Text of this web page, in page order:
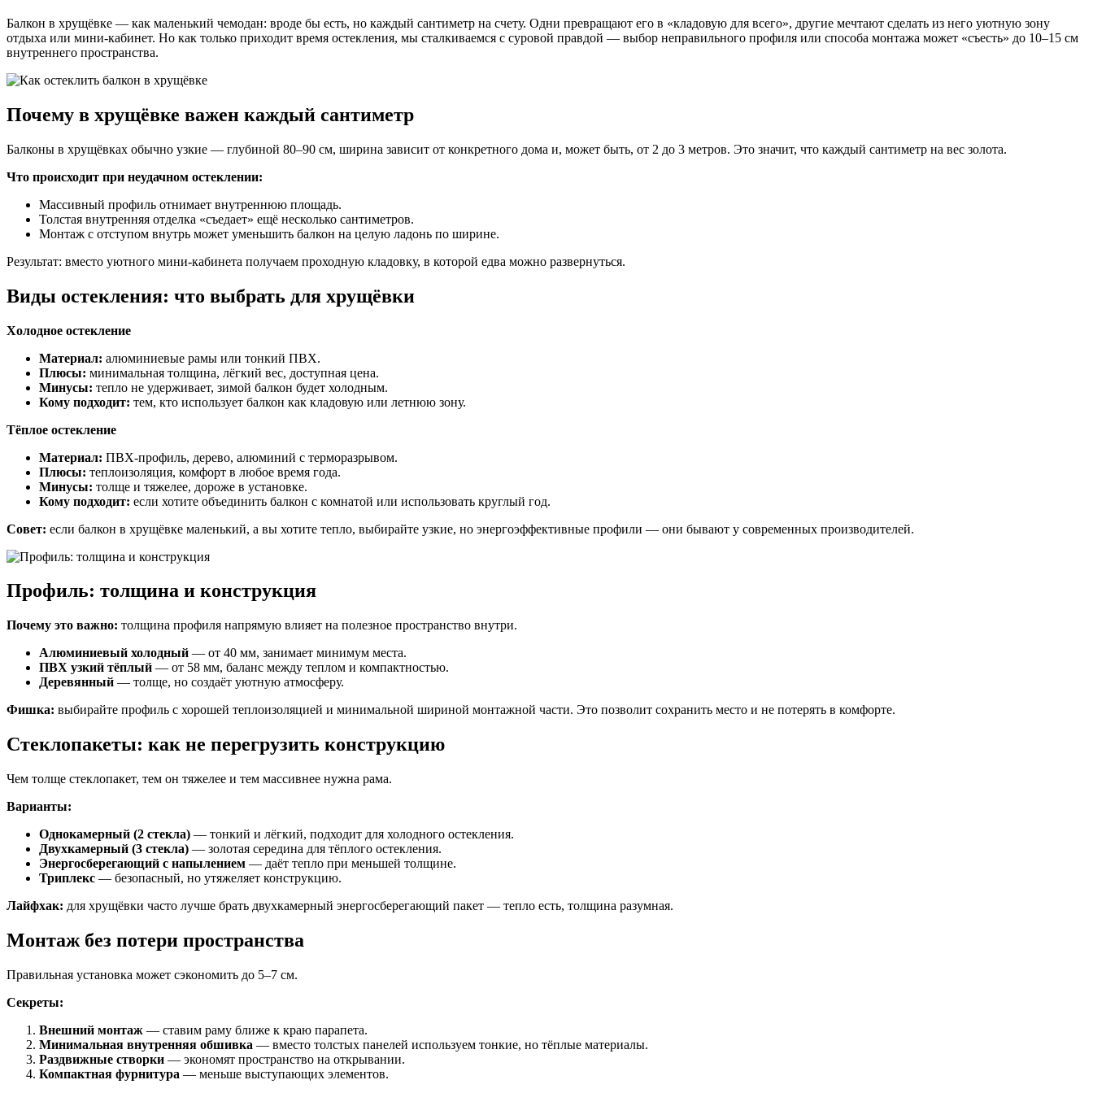
Балкон в хрущёвке — как маленький чемодан: вроде бы есть, но каждый сантиметр на счету. Одни превращают его в «кладовую для всего», другие мечтают сделать из него уютную зону
отдыха или мини-кабинет. Но как только приходит время остекления, мы сталкиваемся с суровой правдой — выбор неправильного профиля или способа монтажа может «съесть» до 10–15 см
внутреннего пространства.
Почему в хрущёвке важен каждый сантиметр
Балконы в хрущёвках обычно узкие — глубиной 80–90 см, ширина зависит от конкретного дома и, может быть, от 2 до 3 метров. Это значит, что каждый сантиметр на вес золота.
Что происходит при неудачном остеклении:
Массивный профиль отнимает внутреннюю площадь.
Толстая внутренняя отделка «съедает» ещё несколько сантиметров.
Монтаж с отступом внутрь может уменьшить балкон на целую ладонь по ширине.
Результат: вместо уютного мини-кабинета получаем проходную кладовку, в которой едва можно развернуться.
Виды остекления: что выбрать для хрущёвки
Холодное остекление
Материал: алюминиевые рамы или тонкий ПВХ.
Плюсы: минимальная толщина, лёгкий вес, доступная цена.
Минусы: тепло не удерживает, зимой балкон будет холодным.
Кому подходит: тем, кто использует балкон как кладовую или летнюю зону.
Тёплое остекление
Материал: ПВХ-профиль, дерево, алюминий с терморазрывом.
Плюсы: теплоизоляция, комфорт в любое время года.
Минусы: толще и тяжелее, дороже в установке.
Кому подходит: если хотите объединить балкон с комнатой или использовать круглый год.
Совет: если балкон в хрущёвке маленький, а вы хотите тепло, выбирайте узкие, но энергоэффективные профили — они бывают у современных производителей.
Профиль: толщина и конструкция
Почему это важно: толщина профиля напрямую влияет на полезное пространство внутри.
Алюминиевый холодный — от 40 мм, занимает минимум места.
ПВХ узкий тёплый — от 58 мм, баланс между теплом и компактностью.
Деревянный — толще, но создаёт уютную атмосферу.
Фишка: выбирайте профиль с хорошей теплоизоляцией и минимальной шириной монтажной части. Это позволит сохранить место и не потерять в комфорте.
Стеклопакеты: как не перегрузить конструкцию
Чем толще стеклопакет, тем он тяжелее и тем массивнее нужна рама.
Варианты:
Однокамерный (2 стекла) — тонкий и лёгкий, подходит для холодного остекления.
Двухкамерный (3 стекла) — золотая середина для тёплого остекления.
Энергосберегающий с напылением — даёт тепло при меньшей толщине.
Триплекс — безопасный, но утяжеляет конструкцию.
Лайфхак: для хрущёвки часто лучше брать двухкамерный энергосберегающий пакет — тепло есть, толщина разумная.
Монтаж без потери пространства
Правильная установка может сэкономить до 5–7 см.
Секреты:
Внешний монтаж — ставим раму ближе к краю парапета.
Минимальная внутренняя обшивка — вместо толстых панелей используем тонкие, но тёплые материалы.
Раздвижные створки — экономят пространство на открывании.
Компактная фурнитура — меньше выступающих элементов.